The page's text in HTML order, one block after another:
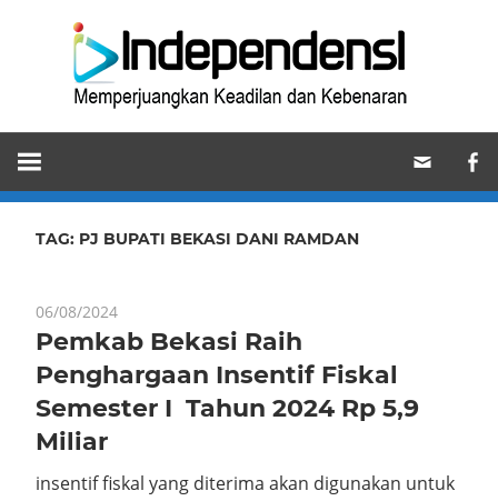
Memperjuangkan
Keadilan
dan
Kebenaran
TAG: PJ BUPATI BEKASI DANI RAMDAN
06/08/2024
Pemkab Bekasi Raih
Penghargaan Insentif Fiskal
Semester I Tahun 2024 Rp 5,9
Miliar
insentif fiskal yang diterima akan digunakan untuk